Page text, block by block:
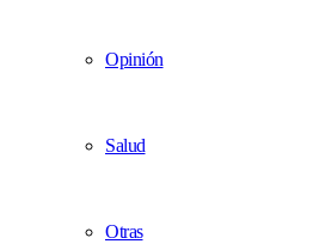
Opinión
Salud
Otras